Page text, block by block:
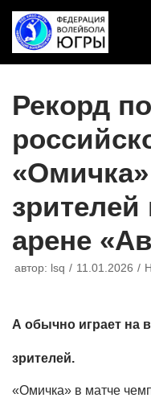
Перейти
к
Рекорд
зрителей
арене
автор: lsq 11.01.2026
А обычно играет на
зрителей.
«Омичка» в матче